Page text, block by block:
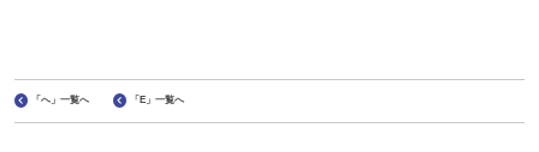
「へ」一覧へ 「E」一覧へ